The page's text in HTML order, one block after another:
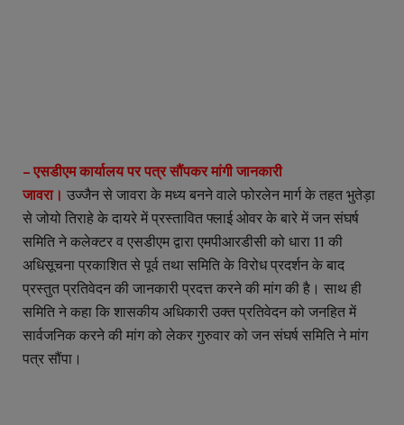
– एसडीएम कार्यालय पर पत्र सौंपकर मांगी जानकारी
जावरा। उज्जैन से जावरा के मध्य बनने वाले फोरलेन मार्ग के तहत भुतेड़ा
से जोयो तिराहे के दायरे में प्रस्तावित फ्लाई ओवर के बारे में जन संघर्ष
समिति ने कलेक्टर व एसडीएम द्वारा एमपीआरडीसी को धारा 11 की
अधिसूचना प्रकाशित से पूर्व तथा समिति के विरोध प्रदर्शन के बाद
प्रस्तुत प्रतिवेदन की जानकारी प्रदत्त करने की मांग की है। साथ ही
समिति ने कहा कि शासकीय अधिकारी उक्त प्रतिवेदन को जनहित में
सार्वजनिक करने की मांग को लेकर गुरुवार को जन संघर्ष समिति ने मांग
पत्र सौंपा।